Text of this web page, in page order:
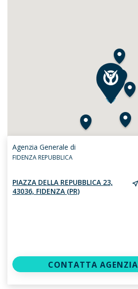
Agenzia Generale di
FIDENZA REPUBBLICA
PIAZZA DELLA REPUBBLICA 23,
43036, FIDENZA (PR)
CONTATTA AGENZIA